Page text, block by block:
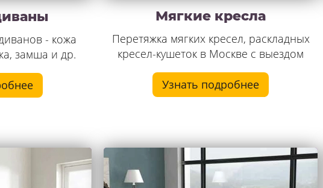
- кожа
замша и др.
Мягкие кресла
Перетяжка мягких кресел, раскладных
кресел-кушеток в Москве с выездом
Узнать подробнее